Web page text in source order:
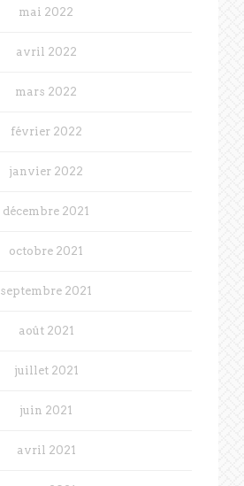
mai 2022
avril 2022
mars 2022
février 2022
janvier 2022
décembre 2021
octobre 2021
septembre 2021
août 2021
juillet 2021
juin 2021
avril 2021